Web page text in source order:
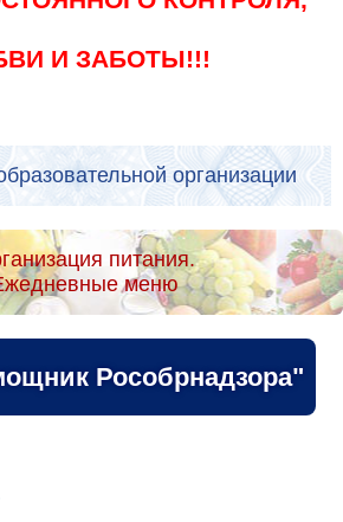
И ЗАБОТЫ!!!
организации
питания.
меню
Рособрнадзора"